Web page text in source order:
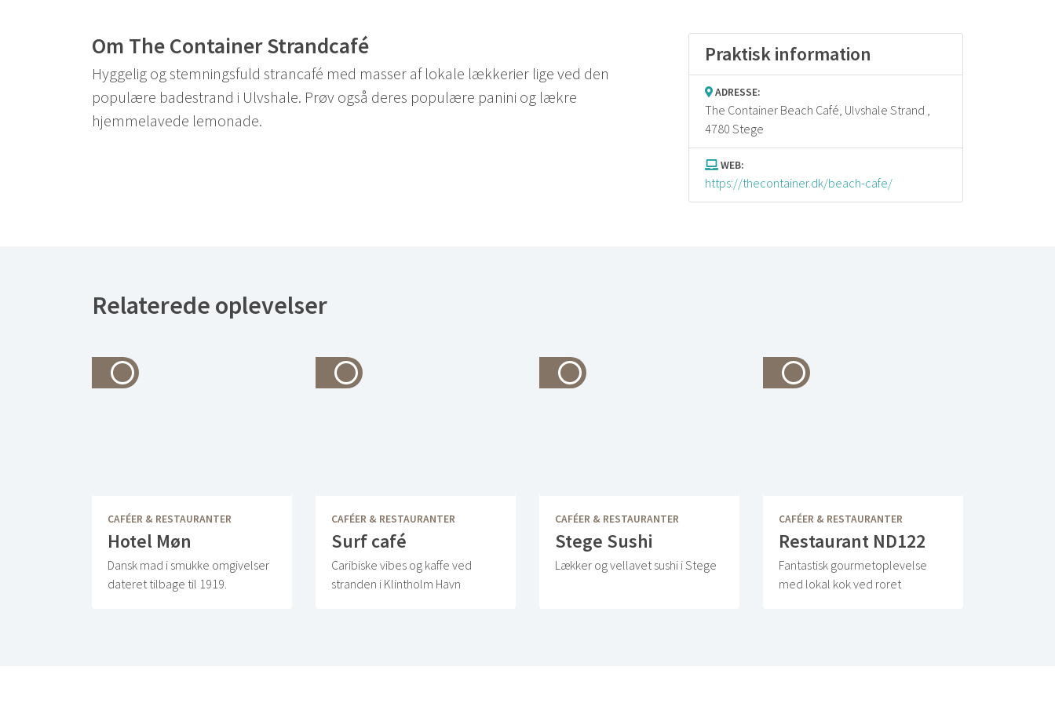
Om The Container Strandcafé
Hyggelig og stemningsfuld strancafé med masser af lokale lækkerier lige ved den
populære badestrand i Ulvshale. Prøv også deres populære panini og lækre
hjemmelavede lemonade.
Praktisk information
ADRESSE:
The Container Beach Café, Ulvshale Strand ,
4780 Stege
WEB:
https://thecontainer.dk/beach-cafe/
Relaterede oplevelser
CAFÉER & RESTAURANTER
Hotel Møn
Dansk mad i smukke omgivelser
dateret tilbage til 1919.
CAFÉER & RESTAURANTER
Surf café
Caribiske vibes og kaffe ved
stranden i Klintholm Havn
CAFÉER & RESTAURANTER
Stege Sushi
Lækker og vellavet sushi i Stege
CAFÉER & RESTAURANTER
Restaurant ND122
Fantastisk gourmetoplevelse
med lokal kok ved roret